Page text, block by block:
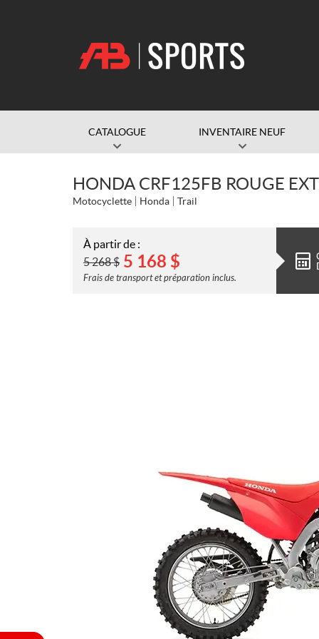
CATALOGUE INVENTAIRE NEUF
HONDA CRF125FB ROUGE
Motocyclette Honda Trail
À partir de :
5 268$ 5 168 $
Frais de transport et préparation inclus.